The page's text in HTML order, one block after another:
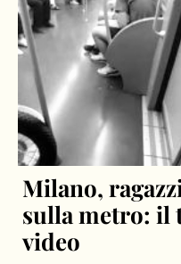
Milano,
sulla metro: il
video